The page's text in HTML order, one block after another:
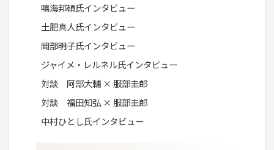
鳴海邦碩氏インタビュー
土肥真人氏インタビュー
岡部明子氏インタビュー
ジャイメ・レルネル氏インタビュー
対談 阿部大輔 × 服部圭郎
対談 福田知弘 × 服部圭郎
中村ひとし氏インタビュー